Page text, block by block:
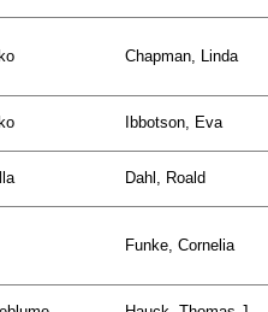
Chapman, Linda
Ibbotson, Eva
Dahl, Roald
Funke, Cornelia